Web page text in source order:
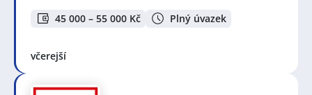
45 000 – 55 000 Kč Plný úvazek
včerejší